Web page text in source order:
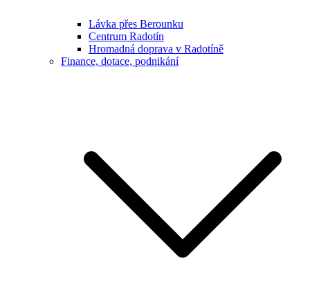
Lávka přes Berounku
Centrum Radotín
Hromadná doprava v Radotíně
Finance, dotace, podnikání